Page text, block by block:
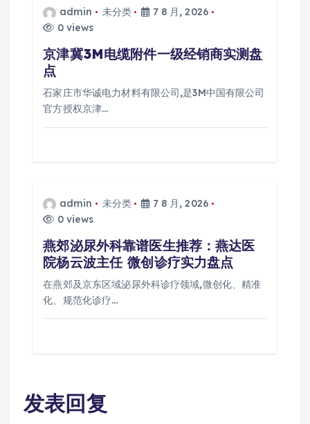
admin 未分类
7 8 月, 2026
0 views
京津冀3M电缆附件一级经销商实测盘
点
石家庄市华诚电力材料有限公司,是3M中国有限公司
官方授权京津…
admin 未分类
7 8 月, 2026
0 views
燕郊泌尿外科靠谱医生推荐：燕达医
院杨云波主任 微创诊疗实力盘点
在燕郊及京东区域泌尿外科诊疗领域,微创化、精准
化、规范化诊疗…
发表回复